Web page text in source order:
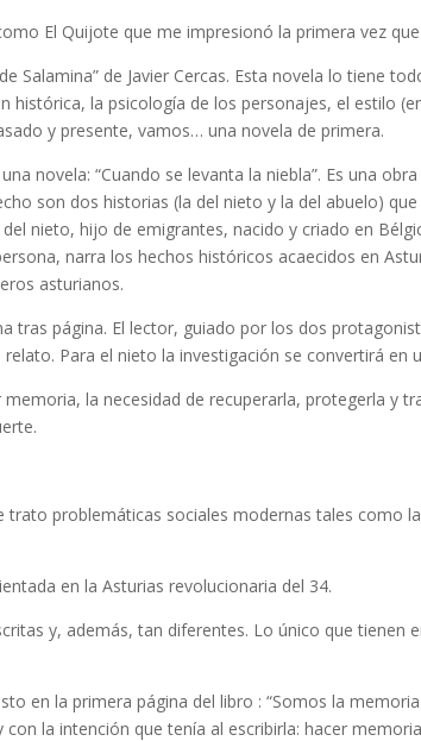
El Quijote que me impresionó la primera vez
Salamina” de Javier Cercas. Esta novela lo tiene
la psicología de los personajes, el estilo
y presente, vamos… una novela de primera.
novela: “Cuando se levanta la niebla”. Es una
son dos historias (la del nieto y la del abuelo)
nieto, hijo de emigrantes, nacido y criado en
narra los hechos históricos acaecidos en
asturianos.
tras página. El lector, guiado por los dos
Para el nieto la investigación se convertirá en
la necesidad de recuperarla, protegerla y
problemáticas sociales modernas tales como
en la Asturias revolucionaria del 34.
y, además, tan diferentes. Lo único que tienen
en la primera página del libro : “Somos la
la intención que tenía al escribirla: hacer